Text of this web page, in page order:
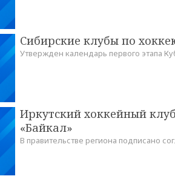
Сибирские клубы по
Утвержден календарь первого этапа
Иркутский хоккейный
«Байкал»
В правительстве региона подписано